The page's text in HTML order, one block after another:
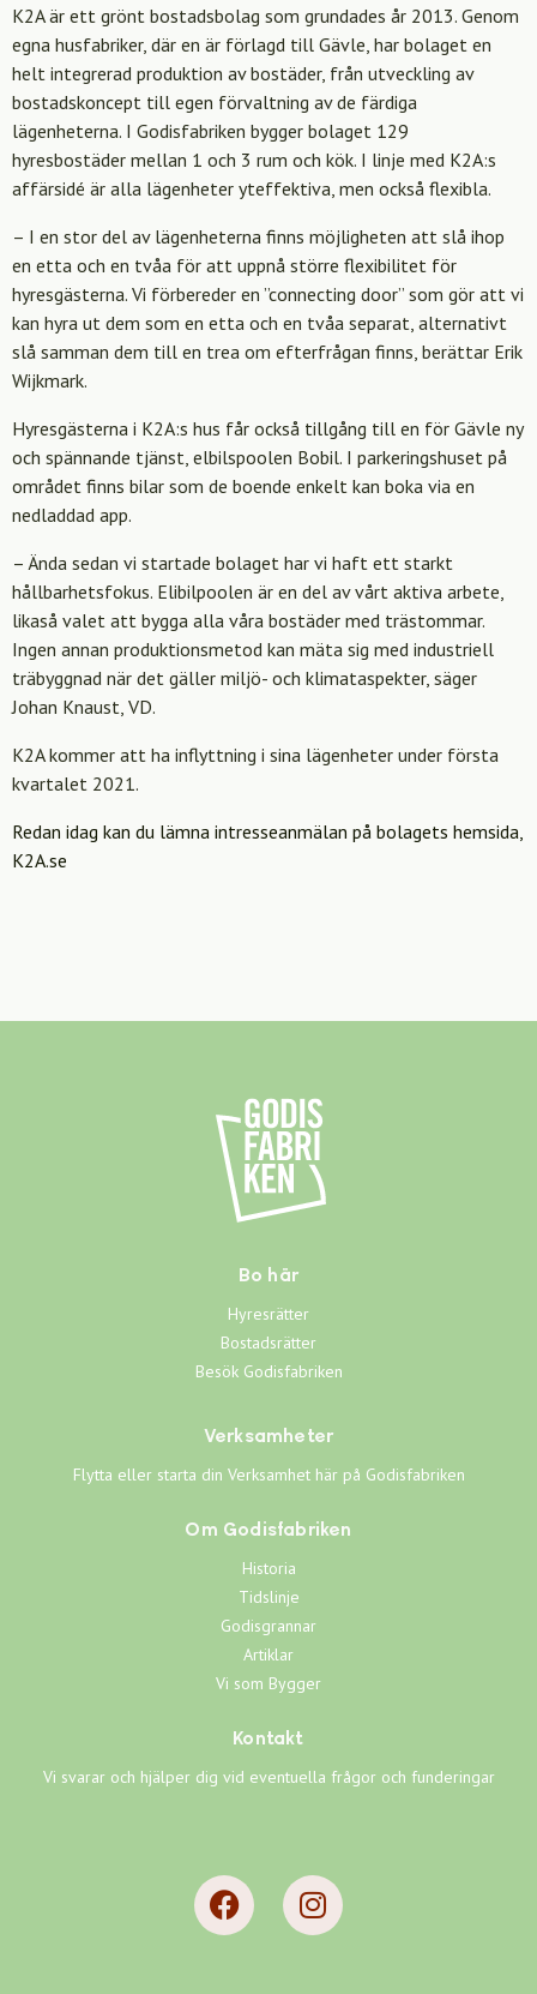
K2A är ett grönt bostadsbolag som grundades år 2013. Genom
egna husfabriker, där en är förlagd till Gävle, har bolaget en
helt integrerad produktion av bostäder, från utveckling av
bostadskoncept till egen förvaltning av de färdiga
lägenheterna. I Godisfabriken bygger bolaget 129
hyresbostäder mellan 1 och 3 rum och kök. I linje med K2A:s
affärsidé är alla lägenheter yteffektiva, men också flexibla.
– I en stor del av lägenheterna finns möjligheten att slå ihop
en etta och en tvåa för att uppnå större flexibilitet för
hyresgästerna. Vi förbereder en ”connecting door” som gör att vi
kan hyra ut dem som en etta och en tvåa separat, alternativt
slå samman dem till en trea om efterfrågan finns, berättar Erik
Wijkmark.
Hyresgästerna i K2A:s hus får också tillgång till en för Gävle ny
och spännande tjänst, elbilspoolen Bobil. I parkeringshuset på
området finns bilar som de boende enkelt kan boka via en
nedladdad app.
– Ända sedan vi startade bolaget har vi haft ett starkt
hållbarhetsfokus. Elibilpoolen är en del av vårt aktiva arbete,
likaså valet att bygga alla våra bostäder med trästommar.
Ingen annan produktionsmetod kan mäta sig med industriell
träbyggnad när det gäller miljö- och klimataspekter, säger
Johan Knaust, VD.
K2A kommer att ha inflyttning i sina lägenheter under första
kvartalet 2021.
Redan idag kan du lämna intresseanmälan på bolagets hemsida,
K2A.se
Bo här
Hyresrätter
Bostadsrätter
Besök Godisfabriken
Verksamheter
Flytta eller starta din Verksamhet här på Godisfabriken
Om Godisfabriken
Historia
Tidslinje
Godisgrannar
Artiklar
Vi som Bygger
Kontakt
Vi svarar och hjälper dig vid eventuella frågor och funderingar